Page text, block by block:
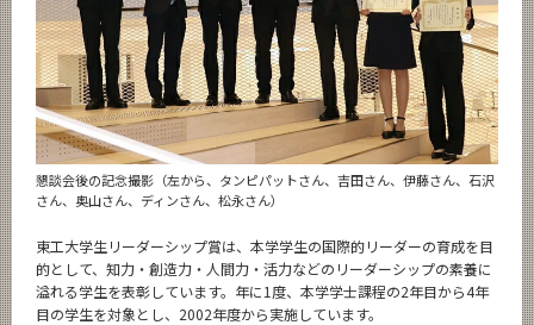
懇談会後の記念撮影（左から、タンピパットさん、吉田さん、伊藤さん、石沢
さん、奥山さん、ディンさん、松永さん）
東工大学生リーダーシップ賞は、本学学生の国際的リーダーの育成を目
的として、知力・創造力・人間力・活力などのリーダーシップの素養に
溢れる学生を表彰しています。年に1度、本学学士課程の2年目から4年
目の学生を対象とし、2002年度から実施しています。
カテゴリ別
課程別
月別
イベントカレンダー
Event Calendar
サイト構成